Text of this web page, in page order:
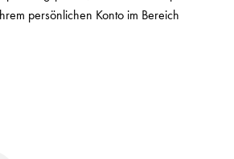
persönlichen Konto im Bereich